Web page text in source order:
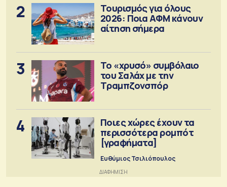
2
Τουρισμός για όλους
2026: Ποια ΑΦΜ κάνουν
αίτηση σήμερα
3
Το «χρυσό» συμβόλαιο
του Σαλάχ με την
Τραμπζονσπόρ
4
Ποιες χώρες έχουν τα
περισσότερα ρομπότ
[γραφήματα]
Ευθύμιος Τσιλιόπουλος